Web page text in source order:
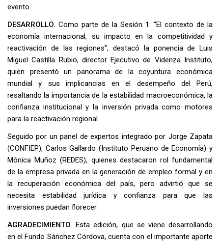
evento.
DESARROLLO. Como parte de la Sesión 1: “El contexto de la
economía internacional, su impacto en la competitividad y
reactivación de las regiones”, destacó la ponencia de Luis
Miguel Castilla Rubio, director Ejecutivo de Videnza Instituto,
quien presentó un panorama de la coyuntura económica
mundial y sus implicancias en el desempeño del Perú,
resaltando la importancia de la estabilidad macroeconómica, la
confianza institucional y la inversión privada como motores
para la reactivación regional.
Seguido por un panel de expertos integrado por Jorge Zapata
(CONFIEP), Carlos Gallardo (Instituto Peruano de Economía) y
Mónica Muñoz (REDES), quienes destacaron rol fundamental
de la empresa privada en la generación de empleo formal y en
la recuperación económica del país, pero advirtió que se
necesita estabilidad jurídica y confianza para que las
inversiones puedan florecer.
AGRADECIMIENTO.Esta edición, que se viene desarrollando
en el Fundo Sánchez Córdova, cuenta con el importante aporte